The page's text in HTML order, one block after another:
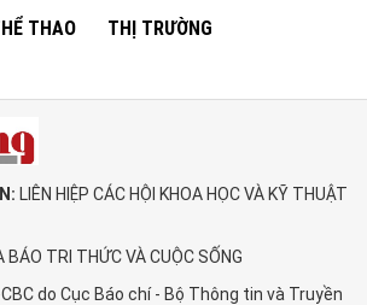
THAO THỊ TRƯỜNG
LIÊN HIỆP CÁC HỘI KHOA HỌC VÀ KỸ THUẬT
BÁO TRI THỨC VÀ CUỘC SỐNG
do Cục Báo chí - Bộ Thông tin và Truyền